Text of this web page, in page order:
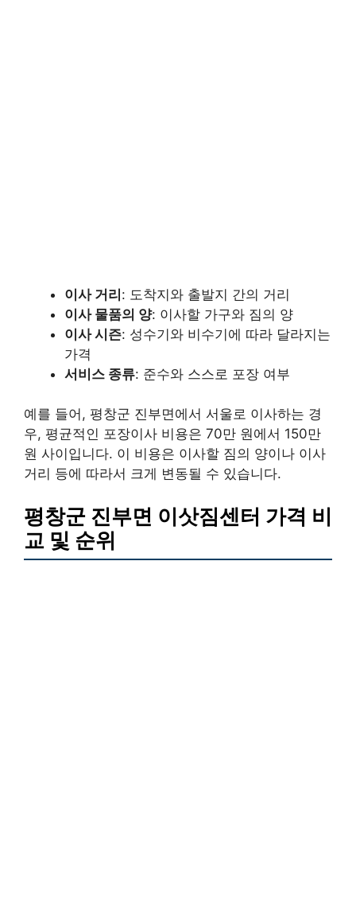
이사 거리: 도착지와 출발지 간의 거리
이사 물품의 양: 이사할 가구와 짐의 양
이사 시즌: 성수기와 비수기에 따라 달라지는
가격
서비스 종류: 준수와 스스로 포장 여부
예를 들어, 평창군 진부면에서 서울로 이사하는 경
우, 평균적인 포장이사 비용은 70만 원에서 150만
원 사이입니다. 이 비용은 이사할 짐의 양이나 이사
거리 등에 따라서 크게 변동될 수 있습니다.
평창군 진부면 이삿짐센터 가격 비
교 및 순위